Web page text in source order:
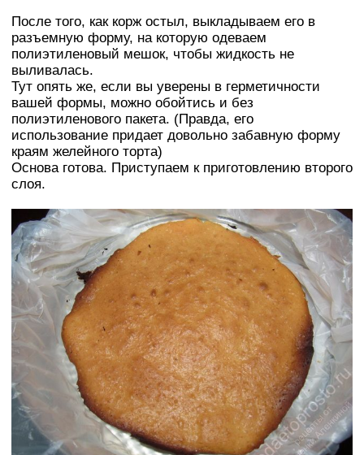
После того, как корж остыл, выкладываем его в
разъемную форму, на которую одеваем
полиэтиленовый мешок, чтобы жидкость не
выливалась.
Тут опять же, если вы уверены в герметичности
вашей формы, можно обойтись и без
полиэтиленового пакета. (Правда, его
использование придает довольно забавную форму
краям желейного торта)
Основа готова. Приступаем к приготовлению второго
слоя.